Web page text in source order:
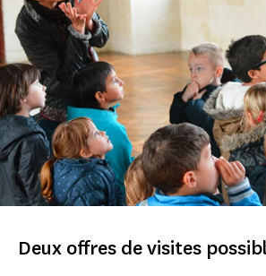
Deux offres de visites